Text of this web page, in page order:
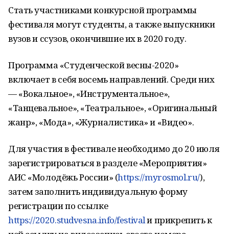
Стать участниками конкурсной программы
фестиваля могут студенты, а также выпускники
вузов и ссузов, окончившие их в 2020 году.
Программа «Студенческой весны-2020»
включает в себя восемь направлений. Среди них
— «Вокальное», «Инструментальное»,
«Танцевальное», «Театральное», «Оригинальный
жанр», «Мода», «Журналистика» и «Видео».
Для участия в фестивале необходимо до 20 июля
зарегистрироваться в разделе «Мероприятия»
АИС «Молодёжь России» (https://myrosmol.ru/),
затем заполнить индивидуальную форму
регистрации по ссылке
https://2020.studvesna.info/festivalи прикрепить к